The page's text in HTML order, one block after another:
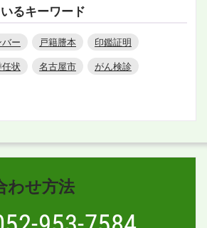
るキーワード
ー 戸籍謄本
印鑑証明
状 名古屋市
がん検診
わせ方法